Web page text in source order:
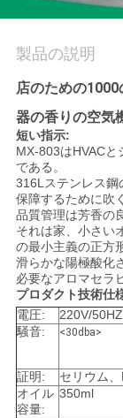
連
絡
し
な
さ
い
引
用
を
要
求
製品の説明
店のための
器の香りの空気
短い指示:
MX-803はHVAC
である。
316Lステンレス鋼
保障するために吹
品質管理は芳香の
それは家、小さい
の最小主義の正方
滑らかな陽極酸化
必要なアロマセラ
プロダクト技術仕
電圧:
220V/50HZ
騒音:
<30dba>
証明:
セリウム
オイル
容量:
350ml